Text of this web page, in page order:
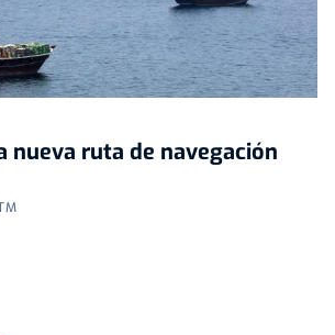
nueva ruta de navegación